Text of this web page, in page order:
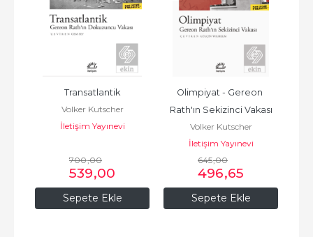
Sepete Ekle
Transatlantik
Volker Kutscher
İletişim Yayınevi
700,00
539,00
Sepete Ekle
Olimpiyat - Gereon
Rath'ın Sekizinci Vakası
Volker Kutscher
İletişim Yayınevi
645,00
496,65